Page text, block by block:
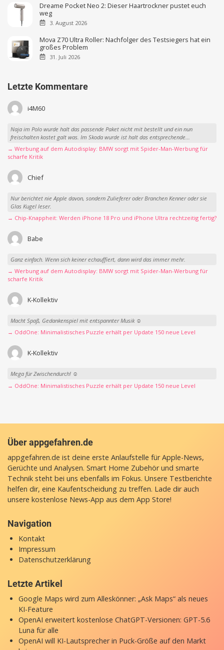
Dreame Pocket Neo 2: Dieser Haartrockner pustet euch
weg
3. August 2026
Mova Z70 Ultra Roller: Nachfolger des Testsiegers hat ein
großes Problem
31. Juli 2026
Letzte Kommentare
i4M60
Naja im Polo wurde halt das passende Paket nicht mit bestellt und ein nun
freischalten kostet galt was. Im Skoda wurde ist halt das entsprechende...
→ Werbung auf dem Autodisplay: BMW sorgt mit Spider-Man-Werbung für
scharfe Kritik
Chief
Nur berichtet nie Apple davon, sondern Zulieferer oder Branchen Kenner oder sie
Glas Kugel leser.
→ Chip-Knappheit: Werden iPhone 18 Pro und iPhone Ultra rechtzeitig fertig?
Babe
Ganz einfach. Wenn sich keiner echauffiert, dann wird das immer mehr.
→ Werbung auf dem Autodisplay: BMW sorgt mit Spider-Man-Werbung für
scharfe Kritik
K-Kollektiv
Macht Spaß, Gedankenspiel mit entspannter Musik ☺️
→ OddOne: Minimalistisches Puzzle erhält per Update 150 neue Level
K-Kollektiv
Mega für Zwischendurch! ☺️
→ OddOne: Minimalistisches Puzzle erhält per Update 150 neue Level
Über appgefahren.de
appgefahren.de ist deine erste Anlaufstelle für Apple-News,
Gerüchte und Analysen. Smart Home Zubehör und smarte
Technik steht bei uns ebenfalls im Fokus. Unsere Testberichte
helfen dir, eine Kaufentscheidung zu treffen. Lade dir auch
unsere kostenlose News-App aus dem App Store!
Navigation
Kontakt
Impressum
Datenschutzerklärung
Letzte Artikel
Google Maps wird zum Alleskönner: „Ask Maps“ als neues
KI-Feature
OpenAI erweitert kostenlose ChatGPT-Versionen: GPT-5.6
Luna für alle
OpenAI will KI-Lautsprecher in Puck-Größe auf den Markt